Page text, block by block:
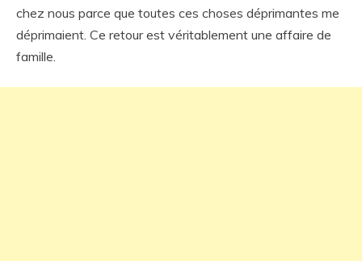
chez nous parce que toutes ces choses déprimantes me
déprimaient. Ce retour est véritablement une affaire de
famille.